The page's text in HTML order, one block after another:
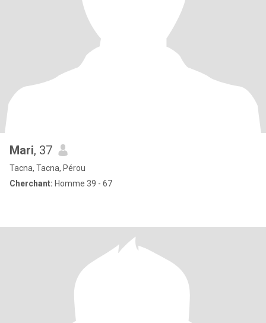
Mari, 37
Tacna, Tacna, Pérou
Cherchant: Homme 39 - 67